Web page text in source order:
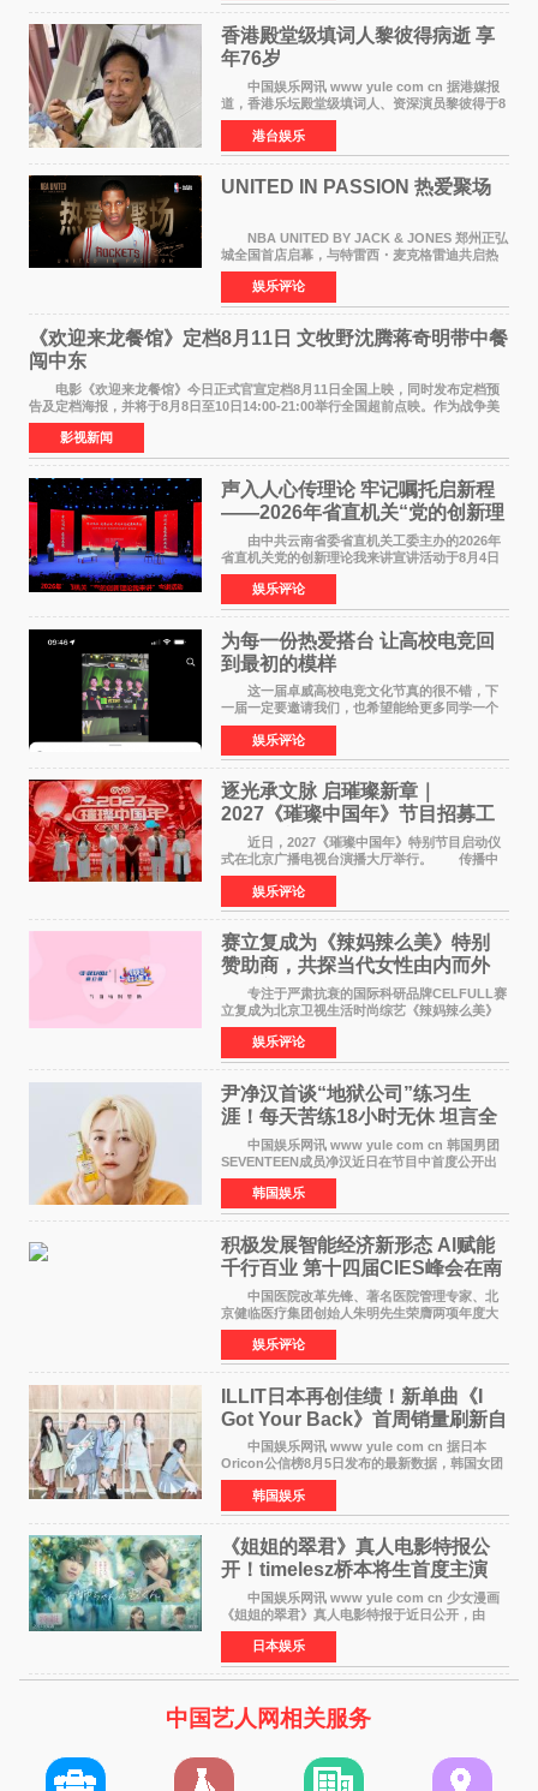
人，两人将作
香港殿堂级填词人黎彼得病逝 享
年76岁​
中国娱乐网讯 www yule com cn 据港媒报
道，香港乐坛殿堂级填词人、资深演员黎彼得于8
月5日上午因病离世，终年76岁。好友钟志光透
露，黎彼得今年3月中风后便卧床休养，身体机能
持续衰退，最
港台娱乐
UNITED IN PASSION 热爱聚场
NBA UNITED BY JACK & JONES 郑州正弘
城全国首店启幕，与特雷西・麦克格雷迪共启热
爱 2026 年7 月21 日，
NBAUNITEDBYJACK&JONES 全国首店，于郑
州正弘城正式启幕。NBA 传奇球星
娱乐评论
《欢迎来龙餐馆》定档8月11日 文牧野沈腾蒋奇明带中餐
闯中东
电影《欢迎来龙餐馆》今日正式官宣定档8月11日全国上映，同时发布定档预
告及定档海报，并将于8月8日至10日14:00-21:00举行全国超前点映。作为战争美
食大片，影片讲述的是中国厨师徐福（沈腾
影视新闻
声入人心传理论 牢记嘱托启新程
——2026年省直机关“党的创新理
论我来讲”宣讲活动圆满落幕
由中共云南省委省直机关工委主办的2026年
省直机关党的创新理论我来讲宣讲活动于8月4日
至5日在昆明举办。活动以 "牢记嘱托 感恩奋进
开创云南发展新局面 "为主题，坚持以新时代中国
特色社会主义
娱乐评论
为每一份热爱搭台 让高校电竞回
到最初的模样
这一届卓威高校电竞文化节真的很不错，下
一届一定要邀请我们，也希望能给更多同学一个
来到现场的机会。 2026卓威高校电竞文化节
已经落下帷幕，在活动结束后，仍有不少高校电
竞社负责人和现
娱乐评论
逐光承文脉 启璀璨新章｜
2027《璀璨中国年》节目招募工
作圆满启动
近日，2027《璀璨中国年》特别节目启动仪
式在北京广播电视台演播大厅举行。 传播中
华优秀传统文化，弘扬纯正国风艺术，打造高规
格、高质感、正能量的文艺盛典，是璀璨中国年
矢志不渝的初心
娱乐评论
赛立复成为《辣妈辣么美》特别
赞助商，共探当代女性由内而外
活力美
专注于严肃抗衰的国际科研品牌CELFULL赛
立复成为北京卫视生活时尚综艺《辣妈辣么美》
的特别赞助商,明星辣妈袁咏仪倾情参与，向广大
都市女性传递健康生活新主张，寄语当代女性在
家庭与自我之间
娱乐评论
尹净汉首谈“地狱公司”练习生
涯！每天苦练18小时无休 坦言全
靠成员撑过来
中国娱乐网讯 www yule com cn 韩国男团
SEVENTEEN成员净汉近日在节目中首度公开出
道前的残酷练习生经历，并提及经纪公司Pledis
娱乐，引发广泛关注。 在8月2日播出的日本
TBS综艺节目《周
韩国娱乐
积极发展智能经济新形态 Al赋能
千行百业 第十四届CIES峰会在南
京盛大召开
中国医院改革先锋、著名医院管理专家、北
京健临医疗集团创始人朱明先生荣膺两项年度大
奖 2026年7月31日，盛夏金陵，长江之畔，
以重落地·真务实·强链接为主题的2026&lsquo;人
工智能+&rsquo
娱乐评论
ILLIT日本再创佳绩！新单曲《I
Got Your Back》首周销量刷新自
身纪录
中国娱乐网讯 www yule com cn 据日本
Oricon公信榜8月5日发布的最新数据，韩国女团
ILLIT在日本发行的第二张单曲《I Got Your
Back》首周销量达到71,009张，成功跻身最新一
期周单曲排行
韩国娱乐
《姐姐的翠君》真人电影特报公
开！timelesz桥本将生首度主演
12月4日上映
中国娱乐网讯 www yule com cn 少女漫画
《姐姐的翠君》真人电影特报于近日公开，由
timelesz成员桥本将生担任主演，这也是他首次
担任电影主演，引发高度关注。 女高中生咲
苗翠（中岛瑠菜
日本娱乐
中国艺人网相关服务